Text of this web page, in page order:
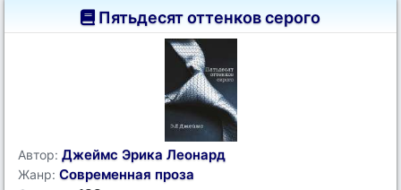
Пятьдесят оттенков серого
Автор: Джеймс Эрика Леонард
Жанр: Современная проза